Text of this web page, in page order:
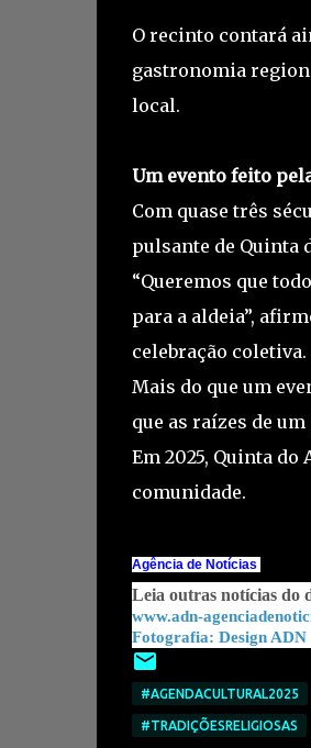
O recinto contará
gastronomia
local.
Um evento feito
Com quase três
pulsante de Quinta
“Queremos que
para a aldeia”,
celebração coletiva.
Mais do que um
que as raízes de
Em 2025, Quinta do
comunidade.
Agência de Notícias
Leia outras notícias do
www.adn-
Fotografia: Design ADN
#AGENDACULTURAL2025
#TRADIÇÕESRELIGIOSAS